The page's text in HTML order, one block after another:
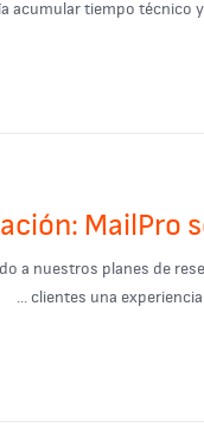
acumular tiempo técnico
MailPro
a nuestros planes de
clientes una